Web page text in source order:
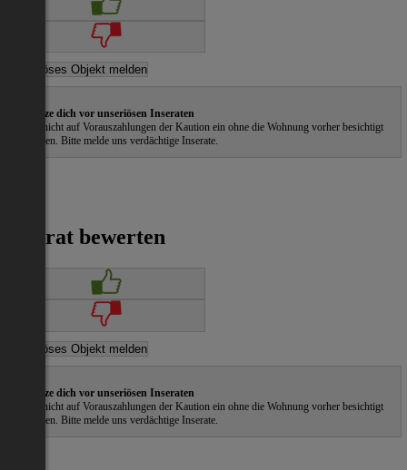
Schütze dich vor unseriösen Inseraten
Gehe nicht auf Vorauszahlungen der Kaution ein ohne die Wohnung vorher besichtigt
zu haben. Bitte melde uns verdächtige Inserate.
Inserat bewerten
Schütze dich vor unseriösen Inseraten
Gehe nicht auf Vorauszahlungen der Kaution ein ohne die Wohnung vorher besichtigt
zu haben. Bitte melde uns verdächtige Inserate.